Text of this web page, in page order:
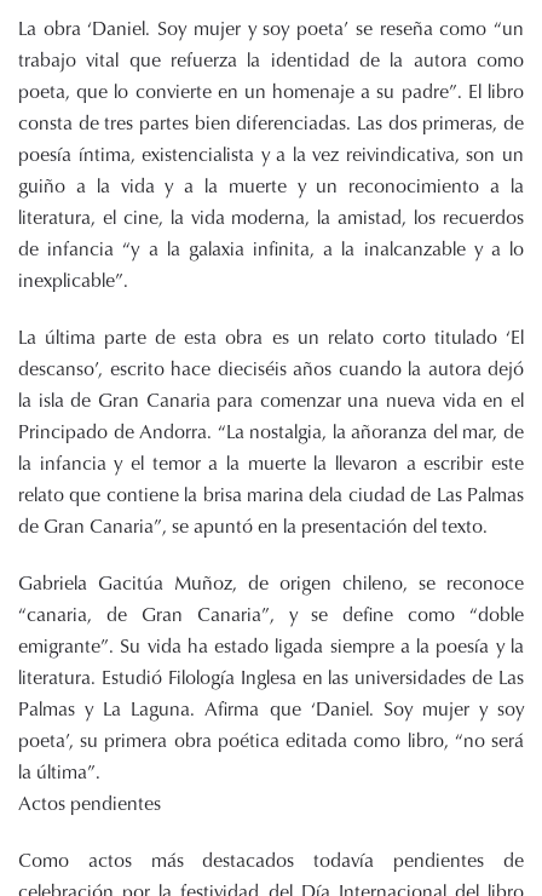
La obra ‘Daniel. Soy mujer y soy poeta’ se reseña como “un
trabajo vital que refuerza la identidad de la autora como
poeta, que lo convierte en un homenaje a su padre”. El libro
consta de tres partes bien diferenciadas. Las dos primeras, de
poesía íntima, existencialista y a la vez reivindicativa, son un
guiño a la vida y a la muerte y un reconocimiento a la
literatura, el cine, la vida moderna, la amistad, los recuerdos
de infancia “y a la galaxia infinita, a la inalcanzable y a lo
inexplicable”.
La última parte de esta obra es un relato corto titulado ‘El
descanso’, escrito hace dieciséis años cuando la autora dejó
la isla de Gran Canaria para comenzar una nueva vida en el
Principado de Andorra. “La nostalgia, la añoranza del mar, de
la infancia y el temor a la muerte la llevaron a escribir este
relato que contiene la brisa marina dela ciudad de Las Palmas
de Gran Canaria”, se apuntó en la presentación del texto.
Gabriela Gacitúa Muñoz, de origen chileno, se reconoce
“canaria, de Gran Canaria”, y se define como “doble
emigrante”. Su vida ha estado ligada siempre a la poesía y la
literatura. Estudió Filología Inglesa en las universidades de Las
Palmas y La Laguna. Afirma que ‘Daniel. Soy mujer y soy
poeta’, su primera obra poética editada como libro, “no será
la última”.
Actos pendientes
Como actos más destacados todavía pendientes de
celebración por la festividad del Día Internacional del libro